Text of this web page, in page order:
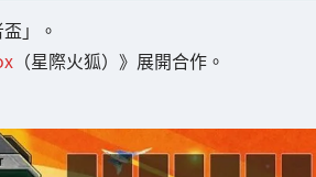
」。
（星際火狐）》展開合作。